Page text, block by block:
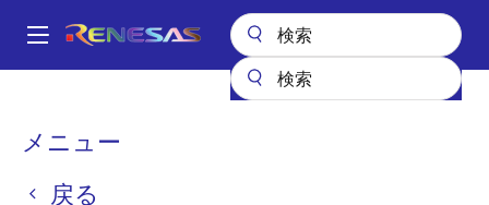
ン
Main
メニュー
戻る
パ
パワーディスクリート パワーMOSFET UPA2810T1L
UPA2810T1L
廃止品